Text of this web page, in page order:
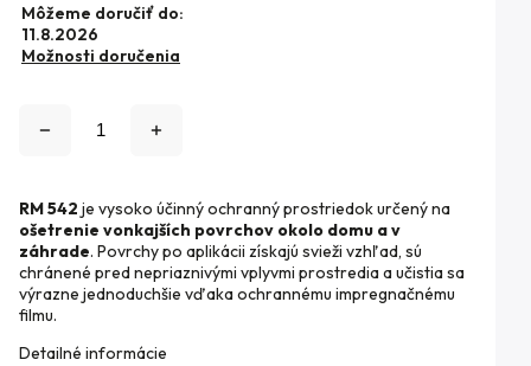
Môžeme doručiť do:
11.8.2026
Možnosti doručenia
RM 542 je vysoko účinný ochranný prostriedok určený na
ošetrenie vonkajších povrchov okolo domu a v
záhrade. Povrchy po aplikácii získajú svieži vzhľad, sú
chránené pred nepriaznivými vplyvmi prostredia a učistia sa
výrazne jednoduchšie vďaka ochrannému impregnačnému
filmu.
Detailné informácie